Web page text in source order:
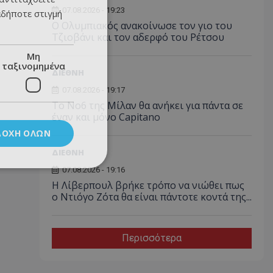
07.08.2026 - 19:23
Ο Ολυμπιακός ανακοίνωσε τον γιο του
Τζιοβάνι και τον αδερφό του Ρέτσου
ΔΙΕΘΝΗ
07.08.2026 - 19:17
Το No6 της Μίλαν θα ανήκει για πάντα σε
έναν και μόνο Capitano
07.08.2026 - 19:16
Η Λίβερπουλ βρήκε τρόπο να νιώθει πως
ο Ντιόγο Ζότα θα είναι πάντοτε κοντά της...
Περισσότερα
στιγμή
Μη
ταξινομημένα
ΌΛΩΝ